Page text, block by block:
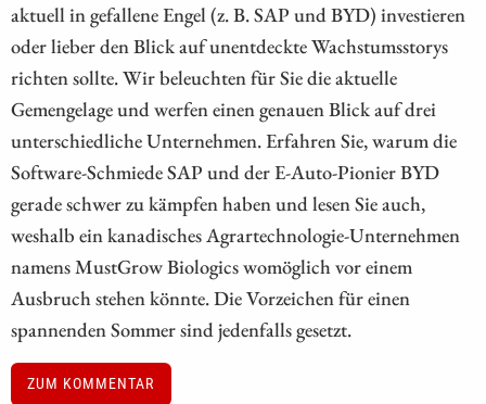
aktuell in gefallene Engel (z. B. SAP und BYD) investieren
oder lieber den Blick auf unentdeckte Wachstumsstorys
richten sollte. Wir beleuchten für Sie die aktuelle
Gemengelage und werfen einen genauen Blick auf drei
unterschiedliche Unternehmen. Erfahren Sie, warum die
Software-Schmiede SAP und der E-Auto-Pionier BYD
gerade schwer zu kämpfen haben und lesen Sie auch,
weshalb ein kanadisches Agrartechnologie-Unternehmen
namens MustGrow Biologics womöglich vor einem
Ausbruch stehen könnte. Die Vorzeichen für einen
spannenden Sommer sind jedenfalls gesetzt.
ZUM KOMMENTAR